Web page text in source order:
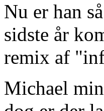
Nu er han
sidste år
remix af
Michael